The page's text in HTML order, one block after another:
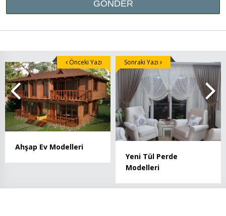
Ahşap Ev Modelleri
Önceki Yazı
Yeni Tül Perde
Modelleri
Sonraki Yazı